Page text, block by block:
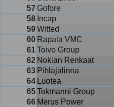
57 Gofore
58 Incap
59Witted
60 Rapala VMC
61Toivo Group
62 Nokian Renkaat
63 Pihlajalinna
64 Luotea
65Tokmanni Group
66 Merus Power